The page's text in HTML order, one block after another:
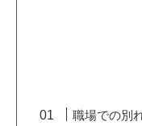
職場での別